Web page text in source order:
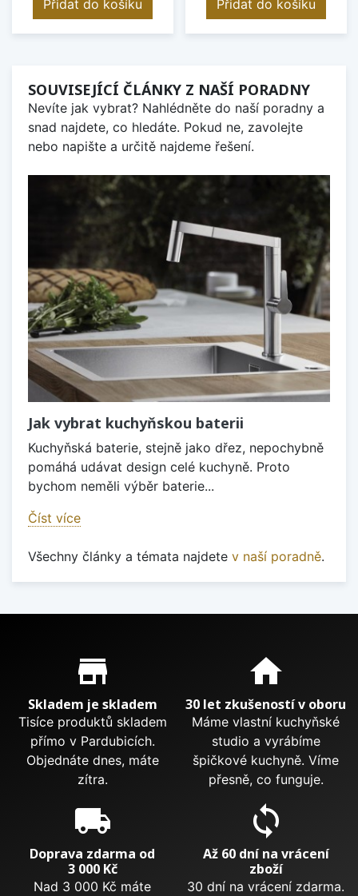
Přidat do košíku Přidat do košíku
SOUVISEJÍCÍ ČLÁNKY Z NAŠÍ PORADNY
Nevíte jak vybrat? Nahlédněte do naší poradny a
snad najdete, co hledáte. Pokud ne, zavolejte
nebo napište a určitě najdeme řešení.
Jak vybrat kuchyňskou baterii
Kuchyňská baterie, stejně jako dřez, nepochybně
pomáhá udávat design celé kuchyně. Proto
bychom neměli výběr baterie...
Číst více
Všechny články a témata najdete v naší poradně.
Proč nakupovat u nás?
store_mall_directory
Skladem je skladem
Tisíce produktů skladem
přímo v Pardubicích.
Objednáte dnes, máte
zítra.
home
30 let zkušeností v oboru
Máme vlastní kuchyňské
studio a vyrábíme
špičkové kuchyně. Víme
přesně, co funguje.
local_shipping
Doprava zdarma od
3 000 Kč
Nad 3 000 Kč máte
sync
Až 60 dní na vrácení
zboží
30 dní na vrácení zdarma.